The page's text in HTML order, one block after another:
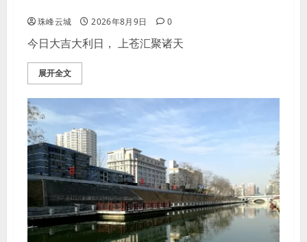
珠峰云城 2026年8月9日 0
今日大吉大利日， 上苍汇聚诸天
展开全文